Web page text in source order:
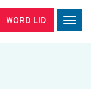
WORD LID